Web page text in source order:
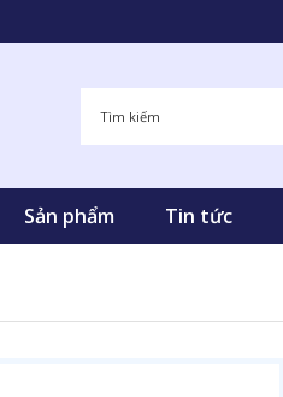
Sản phẩm Tin tức